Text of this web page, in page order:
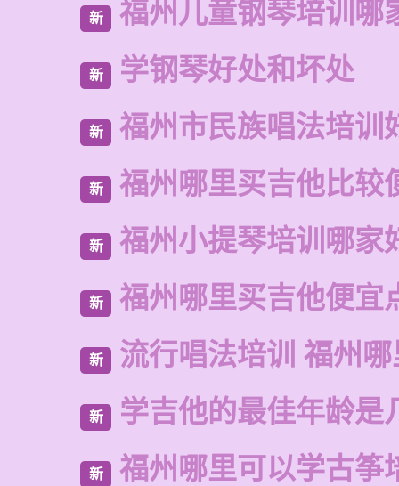
新 福州儿童钢琴培训哪
新 学钢琴好处和坏处
新 福州市民族唱法培训
新 福州哪里买吉他比较
新 福州小提琴培训哪家
新 福州哪里买吉他便宜
新 流行唱法培训 福州
新 学吉他的最佳年龄是
新 福州哪里可以学古筝